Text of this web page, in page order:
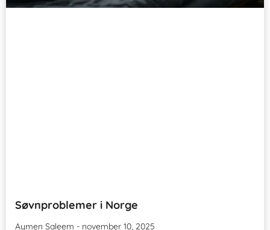
Søvnproblemer i Norge
Aymen Saleem november 10, 2025